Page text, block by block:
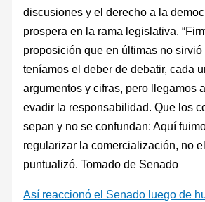
discusiones y el derecho a la
prospera en la rama legislativa.
proposición que en últimas no
teníamos el deber de debatir, cada
argumentos y cifras, pero llegamos
evadir la responsabilidad. Que los
sepan y no se confundan: Aquí
regularizar la comercialización, no
puntualizó. Tomado de Senado
Así reaccionó el Senado luego de